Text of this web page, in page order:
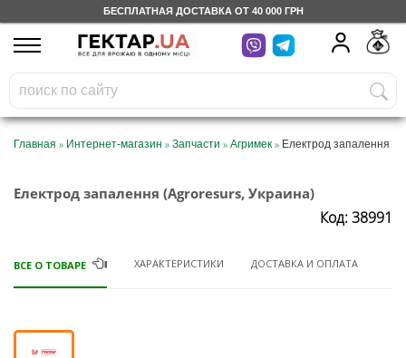
БЕСПЛАТНАЯ ДОСТАВКА ОТ 40 000 ГРН
UA
На вашем
бонусном счете
грн
Бесплатно по Украине
Доставка
Главная » Интернет-магазин » Запчасти » Агримек » Електрод запалення
Електрод запалення (Agroresurs, Украина)
Код: 38991
ВСЕ О ТОВАРЕ ХАРАКТЕРИСТИКИ ДОСТАВКА И ОПЛАТА